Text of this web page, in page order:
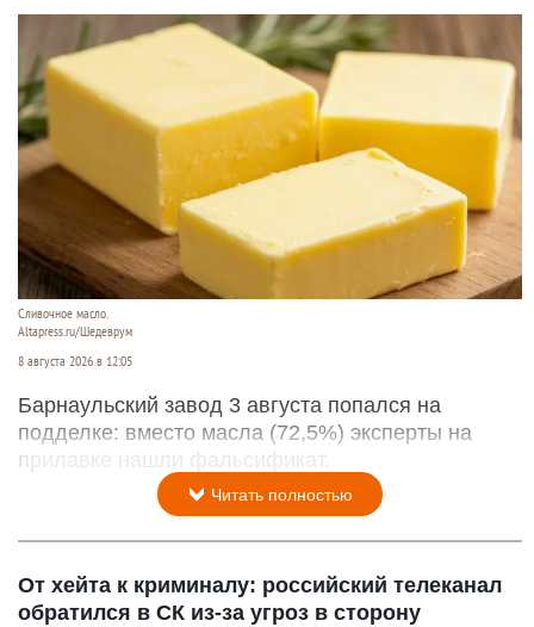
Сливочное масло.
Altapress.ru/Шедеврум
8 августа 2026 в 12:05
Барнаульский завод 3 августа попался на
подделке: вместо масла (72,5%) эксперты на
прилавке нашли фальсификат.
Читать полностью
От хейта к криминалу: российский телеканал
обратился в СК из-за угроз в сторону